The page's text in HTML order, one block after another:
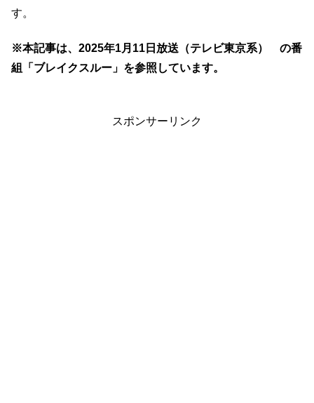
す。
※本記事は、2025年1月11日放送（テレビ東京系） の番
組「ブレイクスルー」を参照しています。
スポンサーリンク